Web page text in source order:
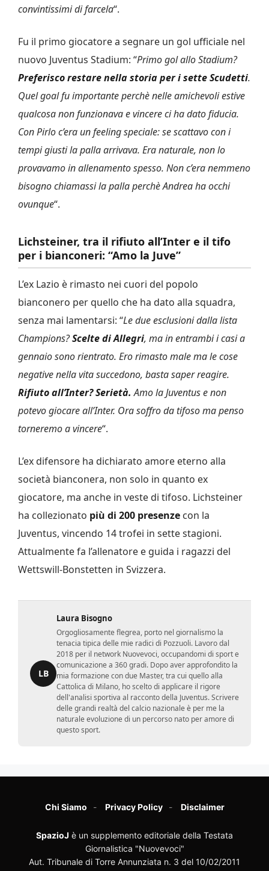
convintissimi di farcela“.
Fu il primo giocatore a segnare un gol ufficiale nel
nuovo Juventus Stadium: “Primo gol allo Stadium?
Preferisco restare nella storia per i sette Scudetti.
Quel goal fu importante perchè nelle amichevoli estive
qualcosa non funzionava e vincere ci ha dato fiducia.
Con Pirlo c’era un feeling speciale: se scattavo con i
tempi giusti la palla arrivava. Era naturale, non lo
provavamo in allenamento spesso. Non c’era nemmeno
bisogno chiamassi la palla perchè Andrea ha occhi
ovunque“.
Lichsteiner, tra il rifiuto all’Inter e il tifo
per i bianconeri: “Amo la Juve”
L’ex Lazio è rimasto nei cuori del popolo
bianconero per quello che ha dato alla squadra,
senza mai lamentarsi: “Le due esclusioni dalla lista
Champions?Scelte diAllegri, ma in entrambi i casi a
gennaio sono rientrato. Ero rimasto male ma le cose
negative nella vita succedono, basta saper reagire.
Rifiuto all’Inter? Serietà. Amo la Juventus e non
potevo giocare all’Inter. Ora soffro da tifoso ma penso
torneremo a vincere“.
L’ex difensore ha dichiarato amore eterno alla
società bianconera, non solo in quanto ex
giocatore, ma anche in veste di tifoso. Lichsteiner
ha collezionato più di 200 presenze con la
Juventus, vincendo 14 trofei in sette stagioni.
Attualmente fa l’allenatore e guida i ragazzi del
Wettswill-Bonstetten in Svizzera.
LB
Laura Bisogno
Orgogliosamente flegrea, porto nel giornalismo la
tenacia tipica delle mie radici di Pozzuoli. Lavoro dal
2018 per il network Nuovevoci, occupandomi di sport e
comunicazione a 360 gradi. Dopo aver approfondito la
mia formazione con due Master, tra cui quello alla
Cattolica di Milano, ho scelto di applicare il rigore
dell'analisi sportiva al racconto della Juventus. Scrivere
delle grandi realtà del calcio nazionale è per me la
naturale evoluzione di un percorso nato per amore di
questo sport.
Chi Siamo Privacy Policy Disclaimer
SpazioJ è un supplemento editoriale della Testata
Giornalistica "Nuovevoci"
Aut. Tribunale di Torre Annunziata n. 3 del 10/02/2011